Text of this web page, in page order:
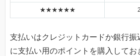
★★★★★★
支払いはクレジットカードか銀行振
に支払い用のポイントを購入してお